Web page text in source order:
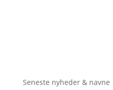
Seneste nyheder & navne